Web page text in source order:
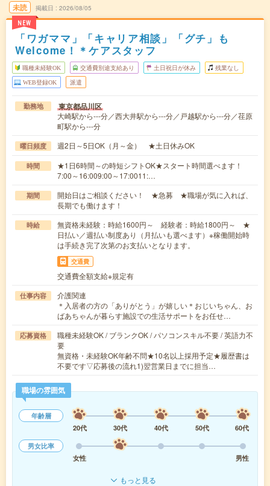
未読
NEW
掲載日 2026/08/05
「ワガママ」「キャリア相談」「グチ」も
Welcome！＊ケアスタッフ
職種未経験OK 交通費別途支給あり 土日祝日が休み 残業なし
WEB登録OK 派遣
勤務地 東京都品川区
大崎駅から---分／西大井駅から---分／戸越駅から---分／荏原
町駅から---分
曜日頻度 週2日～5日OK（月～金） ★土日休みOK
時間
★1日6時間～の時短シフトOK★スタート時間選べます！
7:00～16:009:00～17:0011:…
期間
開始日はご相談ください！ ★急募 ★職場が気に入れば、
長期でも働けます！
時給
無資格未経験：時給1600円～ 経験者：時給1800円～ ★
日払い／週払い制度あり（月払いも選べます）※稼働開始時
は手続き完了次第のお支払いとなります。
交通費
交通費全額支給※規定有
仕事内容
介護関連
＊入居者の方の「ありがとう」が嬉しい＊おじいちゃん、お
ばあちゃんが暮らす施設での生活サポートをお任せ…
応募資格
職種未経験OK / ブランクOK / パソコンスキル不要 / 英語力不
要
無資格・未経験OK年齢不問★10名以上採用予定★履歴書は
不要です▽応募後の流れ1)翌営業日までに担当…
職場の雰囲気
年齢層
20代
30代 40代 50代
60代
男女比率
女性
男性
もっと見る